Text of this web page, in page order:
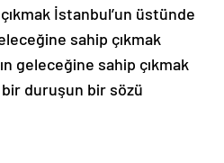
İstanbul’un üstünde
sahip çıkmak
geleceğine sahip çıkmak
bir duruşun bir sözü